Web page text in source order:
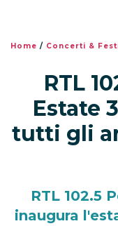
Home / Concerti &
RTL
Estate
tutti gli
RTL 102.5
inaugura